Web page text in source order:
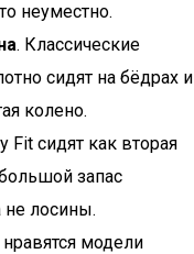
неуместно.
. Классические
сидят на бёдрах и
колено.
сидят как вторая
запас
лосины.
модели